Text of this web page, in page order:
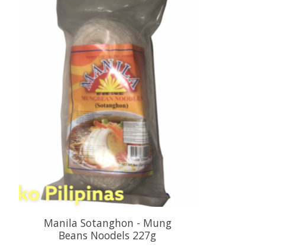
Manila Sotanghon - Mung
Beans Noodels 227g